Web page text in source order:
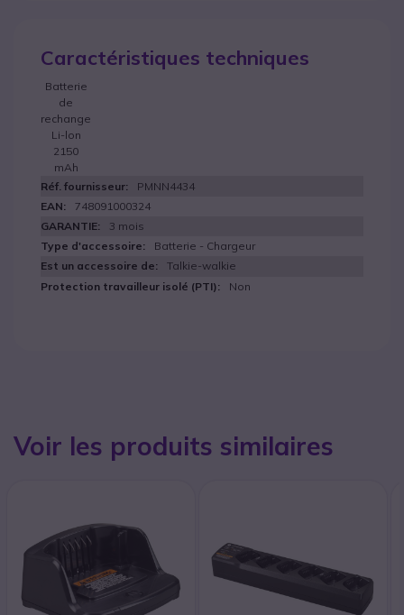
Caractéristiques techniques
Batterie
de
rechange
Li-lon
2150
mAh
PMNN4434
748091000324
3 mois
Batterie - Chargeur
Talkie-walkie
Non
Voir les produits similaires